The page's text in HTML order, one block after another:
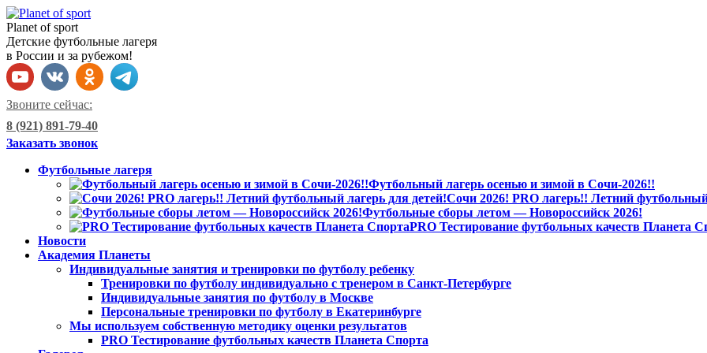
Planet of sport
Детские футбольные лагеря
в России и за рубежом!
Звоните сейчас:
8 (921) 891-79-40
Заказать звонок
Футбольные лагеря
Футбольный лагерь осенью и зимой в Сочи-2026!!
Сочи 2026! PRO лагерь!! Летний футбольный
Футбольные сборы летом — Новороссийск 2026!
PRO Тестирование футбольных качеств Планета
Новости
Академия Планеты
Индивидуальные занятия и тренировки по футболу ребенку
Тренировки по футболу индивидуально с тренером в Санкт-Петербурге
Индивидуальные занятия по футболу в Москве
Персональные тренировки по футболу в Екатеринбурге
Мы используем собственную методику оценки результатов
PRO Тестирование футбольных качеств Планета Спорта